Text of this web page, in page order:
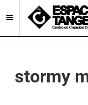
to
main
to
footerEspacio
Creación
stormy